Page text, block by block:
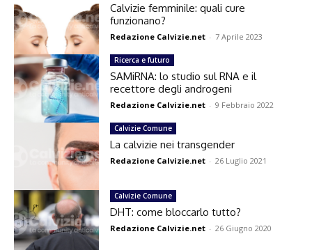
Calvizie femminile: quali cure
funzionano?
Redazione Calvizie.net - 7 Aprile 2023
Ricerca e futuro
SAMiRNA: lo studio sul RNA e il
recettore degli androgeni
Redazione Calvizie.net - 9 Febbraio 2022
Calvizie Comune
La calvizie nei transgender
Redazione Calvizie.net - 26 Luglio 2021
Calvizie Comune
DHT: come bloccarlo tutto?
Redazione Calvizie.net - 26 Giugno 2020